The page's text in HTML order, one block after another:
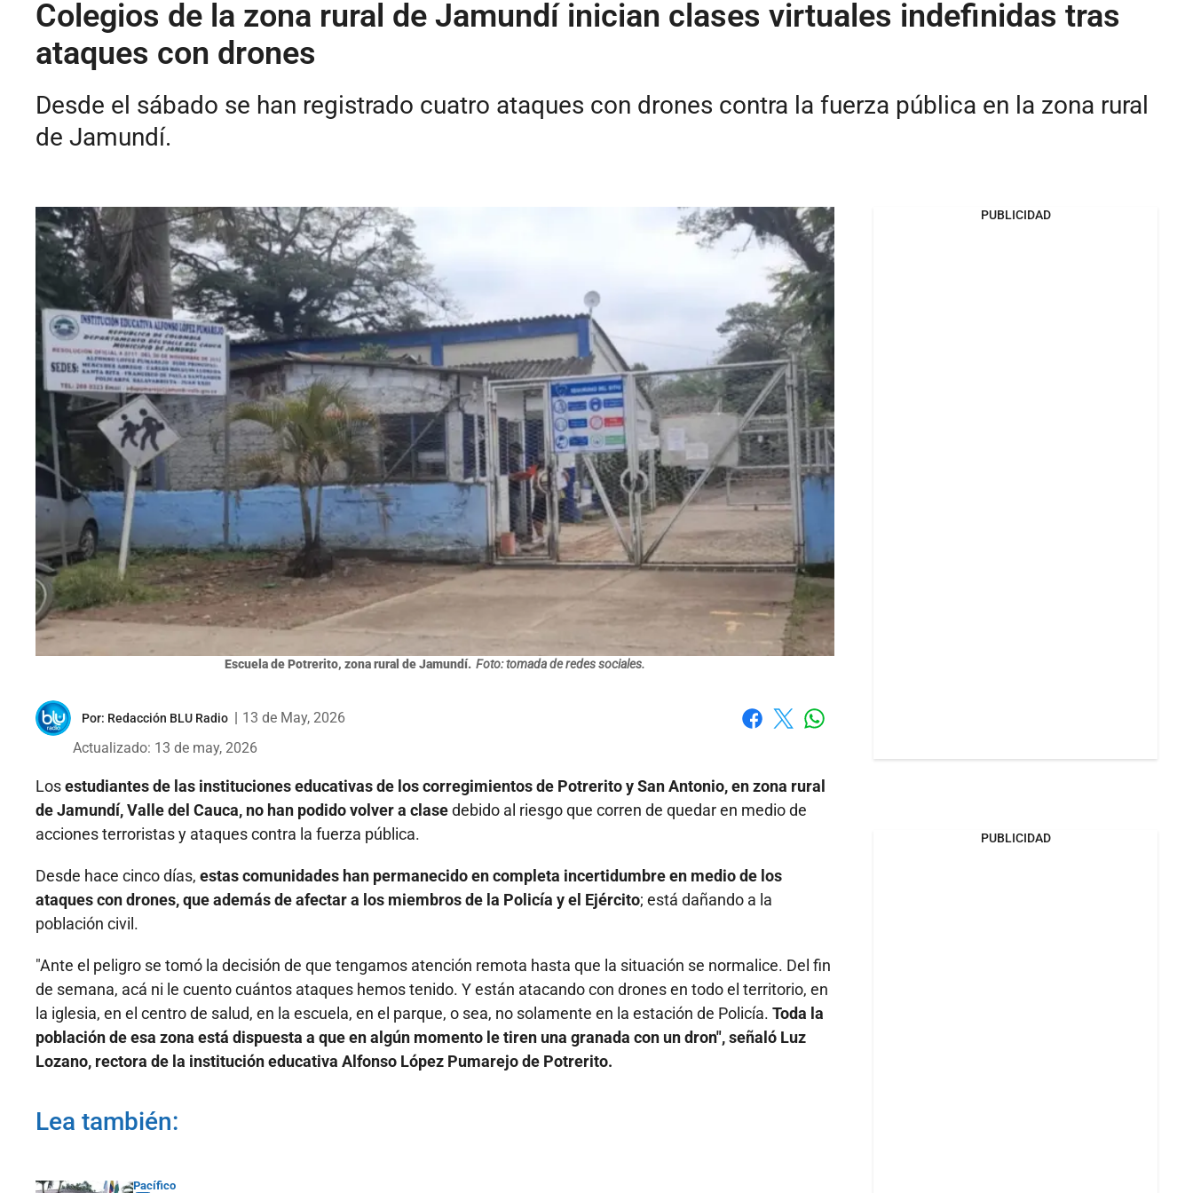
Colegios de la zona rural de Jamundí inician clases virtuales indefinidas tras
ataques con drones
Desde el sábado se han registrado cuatro ataques con drones contra la fuerza pública en la zona rural
de Jamundí.
Escuela de Potrerito, zona rural de Jamundí. Foto: tomada de redes sociales.
Por: Redacción BLU Radio
13 de May, 2026
Actualizado: 13 de may, 2026
Losestudiantes de las instituciones educativas de los corregimientos de Potrerito y San Antonio, en zona rural
de Jamundí, Valle del Cauca, no han podido volver a clasedebido al riesgo que corren de quedar en medio de
acciones terroristas y ataques contra la fuerza pública.
Desde hace cinco días, estas comunidades han permanecido en completa incertidumbre en medio de los
ataques con drones, que además de afectar a los miembros de la Policía y el Ejército; está dañando a la
población civil.
"Ante el peligro se tomó la decisión de que tengamos atención remota hasta que la situación se normalice. Del fin
de semana, acá ni le cuento cuántos ataques hemos tenido. Y están atacando con drones en todo el territorio, en
la iglesia, en el centro de salud, en la escuela, en el parque, o sea, no solamente en la estación de Policía. Toda la
población de esa zona está dispuesta a que en algún momento le tiren una granada con un dron", señaló Luz
Lozano, rectora de la institución educativa Alfonso López Pumarejo de Potrerito.
Lea también:
Pacífico
PUBLICIDAD
PUBLICIDAD